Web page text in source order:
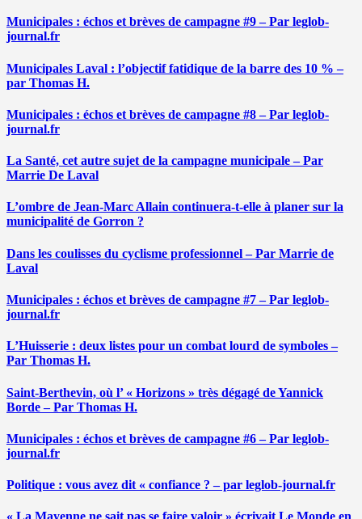
Municipales : échos et brèves de campagne #9 – Par leglob-
journal.fr
Municipales Laval : l’objectif fatidique de la barre des 10 % –
par Thomas H.
Municipales : échos et brèves de campagne #8 – Par leglob-
journal.fr
La Santé, cet autre sujet de la campagne municipale – Par
Marrie De Laval
L’ombre de Jean-Marc Allain continuera-t-elle à planer sur la
municipalité de Gorron ?
Dans les coulisses du cyclisme professionnel – Par Marrie de
Laval
Municipales : échos et brèves de campagne #7 – Par leglob-
journal.fr
L’Huisserie : deux listes pour un combat lourd de symboles –
Par Thomas H.
Saint-Berthevin, où l’ « Horizons » très dégagé de Yannick
Borde – Par Thomas H.
Municipales : échos et brèves de campagne #6 – Par leglob-
journal.fr
Politique : vous avez dit « confiance ? – par leglob-journal.fr